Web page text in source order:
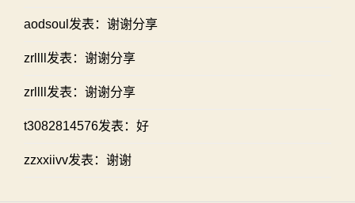
aodsoul发表：谢谢分享
zrllll发表：谢谢分享
zrllll发表：谢谢分享
t3082814576发表：好
zzxxiivv发表：谢谢